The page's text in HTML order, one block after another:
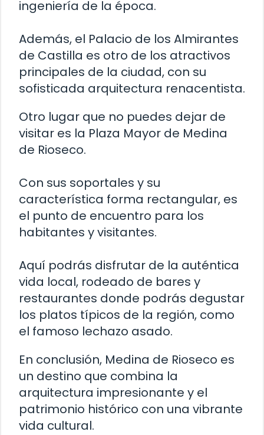
ingeniería de la época.
Además, el Palacio de los Almirantes
de Castilla es otro de los atractivos
principales de la ciudad, con su
sofisticada arquitectura renacentista.
Otro lugar que no puedes dejar de
visitar es la Plaza Mayor de Medina
de Rioseco.
Con sus soportales y su
característica forma rectangular, es
el punto de encuentro para los
habitantes y visitantes.
Aquí podrás disfrutar de la auténtica
vida local, rodeado de bares y
restaurantes donde podrás degustar
los platos típicos de la región, como
el famoso lechazo asado.
En conclusión, Medina de Rioseco es
un destino que combina la
arquitectura impresionante y el
patrimonio histórico con una vibrante
vida cultural.